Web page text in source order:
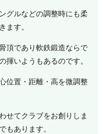
グルなどの調整時にも柔
ます。
頂であり軟鉄鍛造ならで
揮いようもあるのです。
位置・距離・高を微調整
せてクラブをお創りしま
もあります。